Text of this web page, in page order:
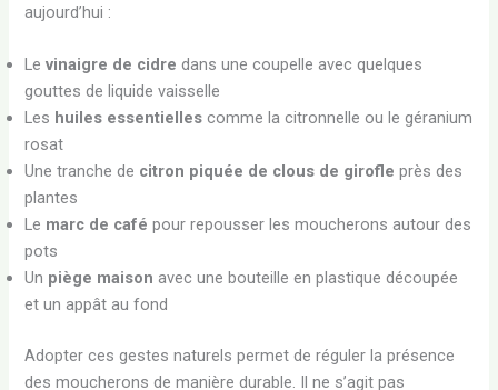
aujourd’hui :
Levinaigre de cidre dans une coupelle avec quelques
gouttes de liquide vaisselle
Les huiles essentiellescomme la citronnelle ou le géranium
rosat
Une tranche de citron piquée de clous de girofle près des
plantes
Le marc de cafépour repousser les moucherons autour des
pots
Un piège maison avec une bouteille en plastique découpée
et un appât au fond
Adopter ces gestes naturels permet de réguler la présence
des moucherons de manière durable. Il ne s’agit pas